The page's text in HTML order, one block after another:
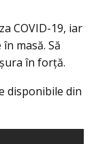
COVID-19, iar
masă. Să
în forţă.
disponibile din